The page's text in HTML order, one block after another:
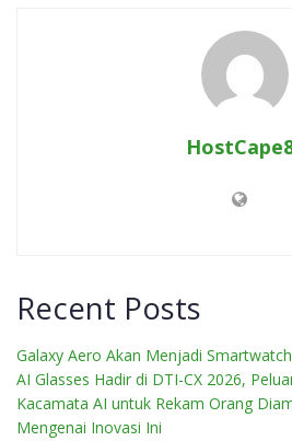
Recent Posts
Galaxy Aero Akan Menjadi
AI Glasses Hadir di DTI-CX 2026,
Kacamata AI untuk Rekam Orang
Mengenai Inovasi Ini